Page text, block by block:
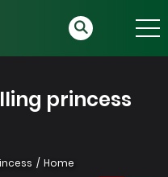
Home